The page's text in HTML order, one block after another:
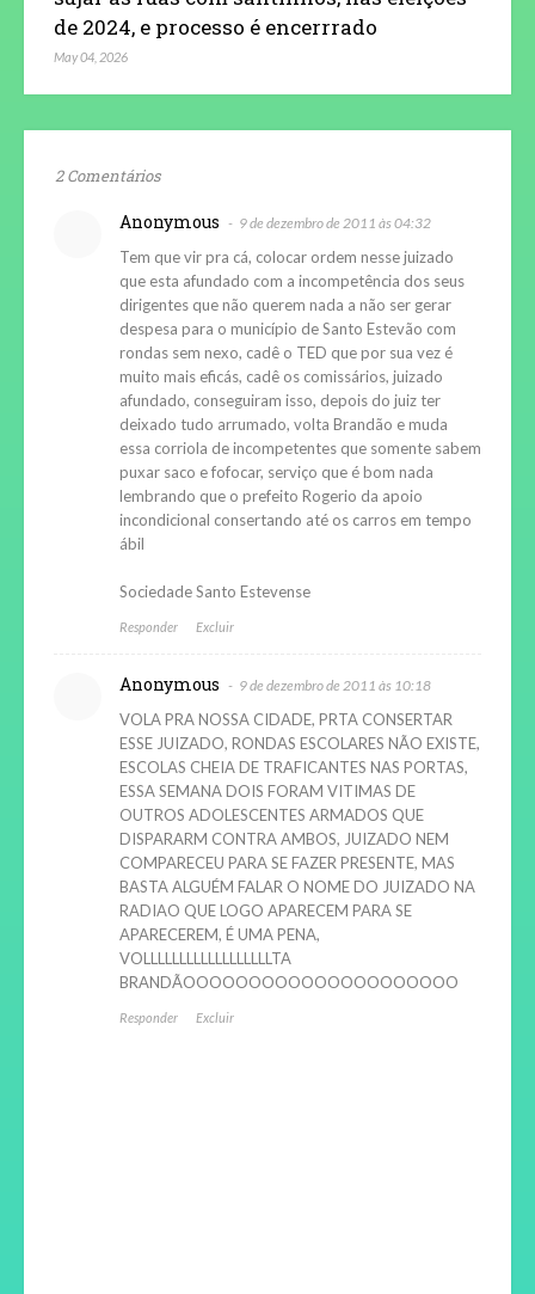
de 2024, e processo é encerrrado
May 04, 2026
2 Comentários
Anonymous 9 de dezembro de 2011 às 04:32
Tem que vir pra cá, colocar ordem nesse juizado
que esta afundado com a incompetência dos seus
dirigentes que não querem nada a não ser gerar
despesa para o município de Santo Estevão com
rondas sem nexo, cadê o TED que por sua vez é
muito mais eficás, cadê os comissários, juizado
afundado, conseguiram isso, depois do juiz ter
deixado tudo arrumado, volta Brandão e muda
essa corriola de incompetentes que somente sabem
puxar saco e fofocar, serviço que é bom nada
lembrando que o prefeito Rogerio da apoio
incondicional consertando até os carros em tempo
ábil
Sociedade Santo Estevense
Responder Excluir
Anonymous 9 de dezembro de 2011 às 10:18
VOLA PRA NOSSA CIDADE, PRTA CONSERTAR
ESSE JUIZADO, RONDAS ESCOLARES NÃO EXISTE,
ESCOLAS CHEIA DE TRAFICANTES NAS PORTAS,
ESSA SEMANA DOIS FORAM VITIMAS DE
OUTROS ADOLESCENTES ARMADOS QUE
DISPARARM CONTRA AMBOS, JUIZADO NEM
COMPARECEU PARA SE FAZER PRESENTE, MAS
BASTA ALGUÉM FALAR O NOME DO JUIZADO NA
RADIAO QUE LOGO APARECEM PARA SE
APARECEREM, É UMA PENA,
VOLLLLLLLLLLLLLLLLLLTA
BRANDÃOOOOOOOOOOOOOOOOOOOOO
Responder Excluir